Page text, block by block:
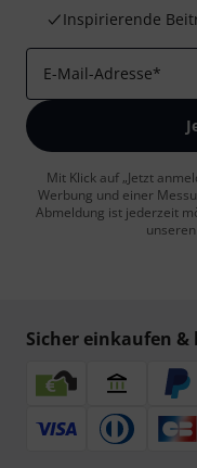
Inspirierende
E-Mail-Adresse*
Mit Klick auf „Jetzt
Werbung und einer
Abmeldung ist jederzeit
unseren
Sicher einkaufen &